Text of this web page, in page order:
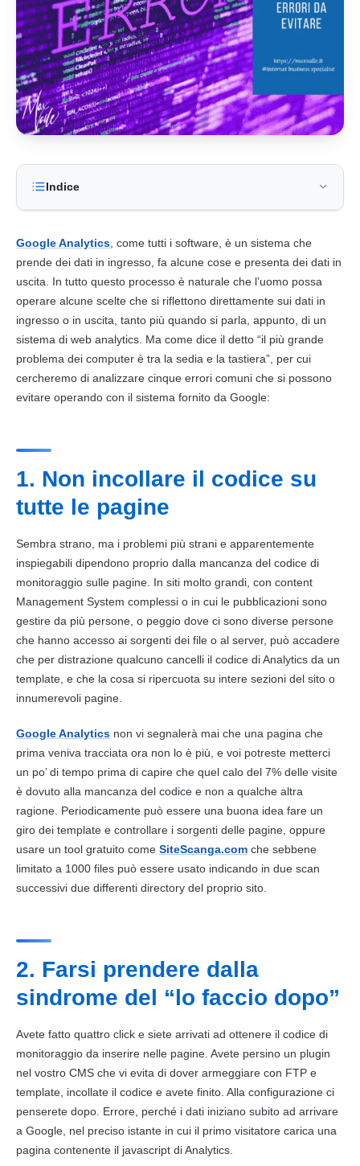
Indice
Google Analytics , come tutti i software, è un sistema che
prende dei dati in ingresso, fa alcune cose e presenta dei dati in
uscita. In tutto questo processo è naturale che l’uomo possa
operare alcune scelte che si riflettono direttamente sui dati in
ingresso o in uscita, tanto più quando si parla, appunto, di un
sistema di web analytics. Ma come dice il detto “il più grande
problema dei computer è tra la sedia e la tastiera”, per cui
cercheremo di analizzare cinque errori comuni che si possono
evitare operando con il sistema fornito da Google:
1. Non incollare il codice su
tutte le pagine
Sembra strano, ma i problemi più strani e apparentemente
inspiegabili dipendono proprio dalla mancanza del codice di
monitoraggio sulle pagine. In siti molto grandi, con content
Management System complessi o in cui le pubblicazioni sono
gestire da più persone, o peggio dove ci sono diverse persone
che hanno accesso ai sorgenti dei file o al server, può accadere
che per distrazione qualcuno cancelli il codice di Analytics da un
template, e che la cosa si ripercuota su intere sezioni del sito o
innumerevoli pagine.
Google Analytics non vi segnalerà mai che una pagina che
prima veniva tracciata ora non lo è più, e voi potreste metterci
un po’ di tempo prima di capire che quel calo del 7% delle visite
è dovuto alla mancanza del codice e non a qualche altra
ragione. Periodicamente può essere una buona idea fare un
giro dei template e controllare i sorgenti delle pagine, oppure
usare un tool gratuito come SiteScanga.com che sebbene
limitato a 1000 files può essere usato indicando in due scan
successivi due differenti directory del proprio sito.
2. Farsi prendere dalla
sindrome del “lo faccio dopo”
Avete fatto quattro click e siete arrivati ad ottenere il codice di
monitoraggio da inserire nelle pagine. Avete persino un plugin
nel vostro CMS che vi evita di dover armeggiare con FTP e
template, incollate il codice e avete finito. Alla configurazione ci
penserete dopo. Errore, perché i dati iniziano subito ad arrivare
a Google, nel preciso istante in cui il primo visitatore carica una
pagina contenente il javascript di Analytics.